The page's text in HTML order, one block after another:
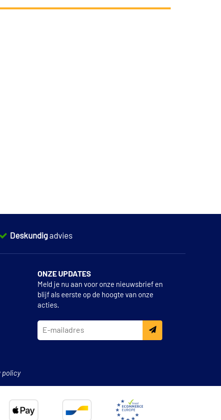
Deskundigadvies
ONZE UPDATES
Meld je nu aan voor onze nieuwsbrief en
blijf als eerste op de hoogte van onze
acties.
policy